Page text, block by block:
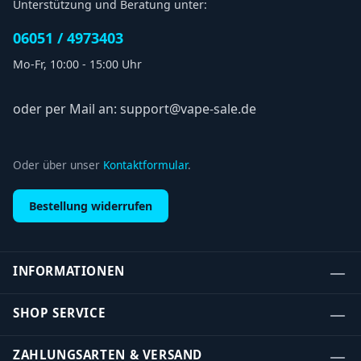
Unterstützung und Beratung unter:
06051 / 4973403
Mo-Fr, 10:00 - 15:00 Uhr
oder per Mail an: support@vape-sale.de
Oder über unser Kontaktformular.
Bestellung widerrufen
INFORMATIONEN
SHOP SERVICE
ZAHLUNGSARTEN & VERSAND